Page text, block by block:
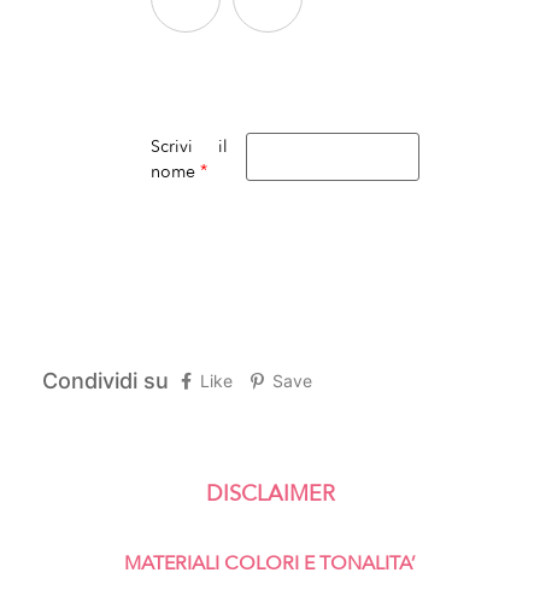
Scrivi il
nome *
Condividi su Like Save
DISCLAIMER
MATERIALI COLORI E TONALITA’